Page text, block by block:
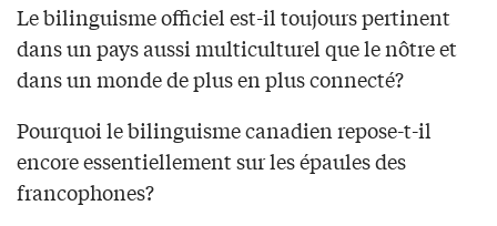
Le bilinguisme officiel est-il toujours pertinent
dans un pays aussi multiculturel que le nôtre et
dans un monde de plus en plus connecté?
Pourquoi le bilinguisme canadien repose-t-il
encore essentiellement sur les épaules des
francophones?